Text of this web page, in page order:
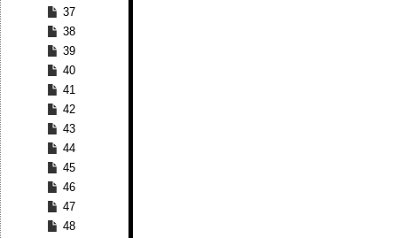
37
38
39
40
41
42
43
44
45
46
47
48